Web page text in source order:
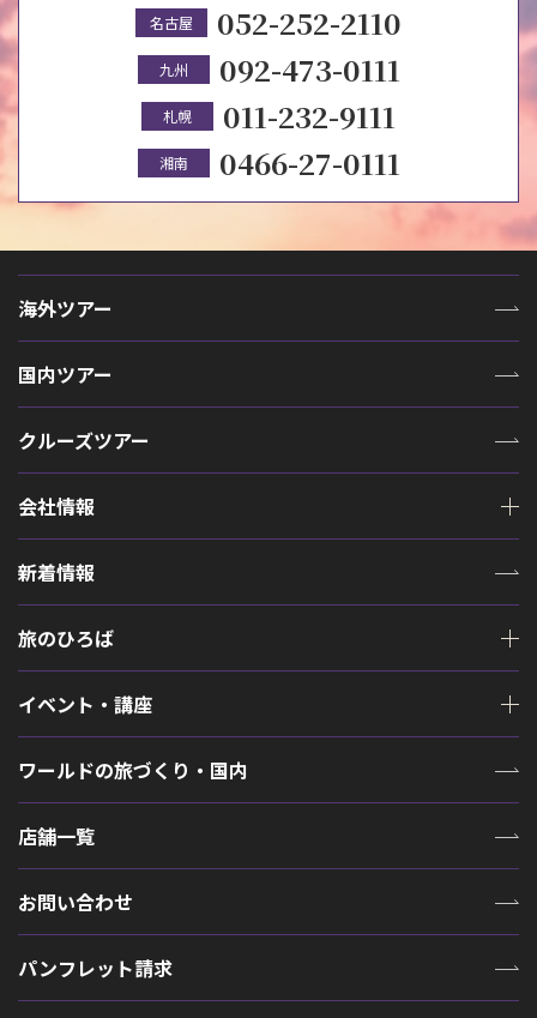
名古屋 052-252-2110
九州 092-473-0111
札幌 011-232-9111
湘南 0466-27-0111
海外ツアー
国内ツアー
クルーズツアー
会社情報
新着情報
旅のひろば
イベント・講座
ワールドの旅づくり・国内
店舗一覧
お問い合わせ
パンフレット請求